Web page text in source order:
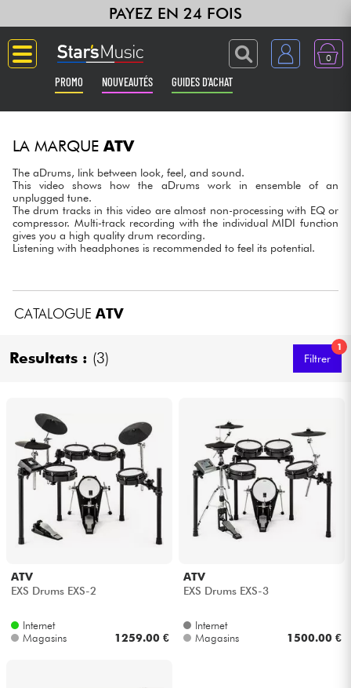
PAYEZ EN 24 FOIS
0
PROMO NOUVEAUTÉS GUIDES D'ACHAT
Amplis & Effets
Claviers & Pianos
Casques
DJ
Sono
Eclairage
LA MARQUE ATV
The aDrums, link between look, feel, and sound.
This video shows how the aDrums work in ensemble of an
unplugged tune.
The drum tracks in this video are almost non-processing with EQ or
compressor. Multi-track recording with the individual MIDI function
gives you a high quality drum recording.
Listening with headphones is recommended to feel its potential.
CATALOGUE ATV
Resultats : (3)
1
Filtrer
ATV
EXS Drums EXS-2
Internet
Magasins
1259.00 €
ATV
EXS Drums EXS-3
Internet
Magasins
1500.00 €